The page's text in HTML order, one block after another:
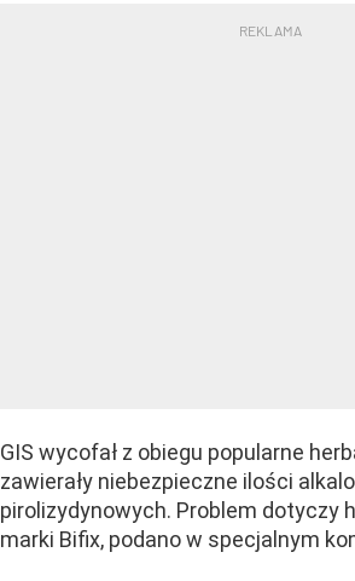
GIS wycofał z obiegu popularne
zawierały niebezpieczne ilości
pirolizydynowych. Problem dotyczy
marki Bifix, podano w specjalnym